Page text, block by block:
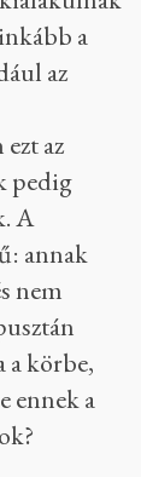
a
az
az
pedig
A
annak
nem
a körbe,
ennek a